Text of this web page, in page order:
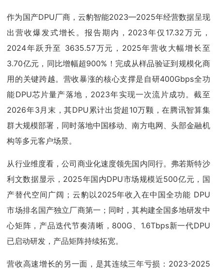
作为国产DPU厂商，云豹智能2023—2025年经营数据呈现
出营收爆发式增长。报告期内，2023年仅17.32万元，
2024年跃升至 3635.57万元，2025年营收大幅增长至
3.70亿元，同比增幅超900%！完成从样品验证到规模化商
用的关键跨越。营收暴涨的核心支撑是自研400Gbps全功
能DPU芯片量产落地，2023年实现一次流片成功。截至
2026年3月末，其DPU累计出货超10万颗，在腾讯智算集
群大规模部署，同时落地中国移动、南方电网、头部金融机
构等多元客户场景。
从行业维度看，公司商业化速度领先国内同行。弗若斯特沙
利文数据显示，2025年国内DPU市场规模近500亿元，国
产替代空间广阔；云豹以2025年收入在中国全功能 DPU
市场排名国产独立厂商第一；同时，其构建全国多地研发中
心矩阵，产品迭代节奏清晰，800G、1.6Tbps新一代DPU
已启动研发，产品矩阵持续拓宽。
营收高速增长的另一面，是其连续三年亏损：2023-2025